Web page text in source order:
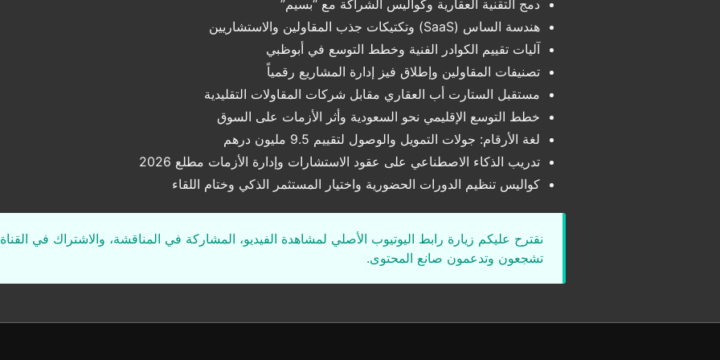
دمج التقنية العقارية وكواليس الشراكة مع “بسيم”
هندسة الساس (SaaS) وتكتيكات جذب المقاولين والاستشاريين
آليات تقييم الكوادر الفنية وخطط التوسع في أبوظبي
تصنيفات المقاولين وإطلاق فيز إدارة المشاريع رقمياً
مستقبل الستارت أب العقاري مقابل شركات المقاولات التقليدية
خطط التوسع الإقليمي نحو السعودية وأثر الأزمات على السوق
لغة الأرقام: جولات التمويل والوصول لتقييم 9.5 مليون درهم
تدريب الذكاء الاصطناعي على عقود الاستشارات وإدارة الأزمات مطلع 2026
كواليس تنظيم الدورات الحضورية واختيار المستثمر الذكي وختام اللقاء
نقترح عليكم زيارة رابط اليوتيوب الأصلي لمشاهدة الفيديو، المشاركة في المناقشة، والاشتراك في
تشجعون وتدعمون صانع المحتوى.